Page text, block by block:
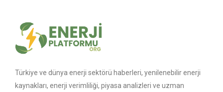
Türkiye ve dünya enerji sektörü haberleri, yenilenebilir enerji
kaynakları, enerji verimliliği, piyasa analizleri ve uzman